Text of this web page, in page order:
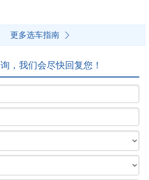
更多选车指南
，我们会尽快回复您！